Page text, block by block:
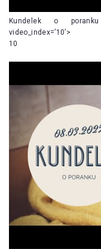
Kundelek o poranku
video_index=’10’>
10